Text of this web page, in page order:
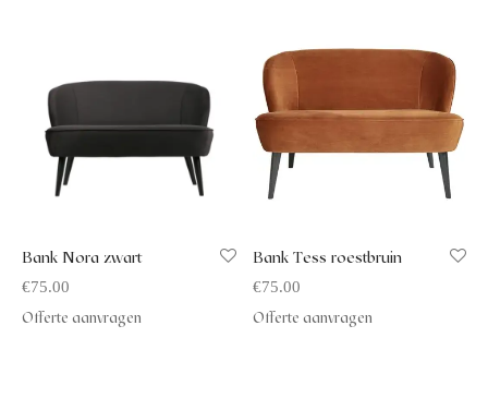
Bank Nora zwart
€75.00
Offerte aanvragen
Bank Tess roestbruin
€75.00
Offerte aanvragen